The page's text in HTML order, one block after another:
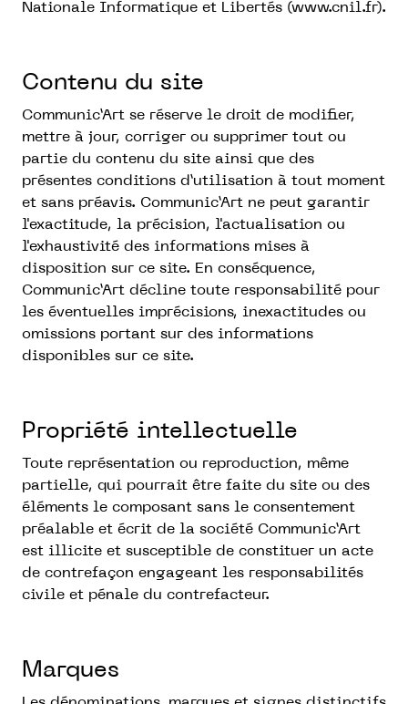
Nationale Informatique et Libertés (www.cnil.fr).
Contenu du site
Communic’Art se réserve le droit de modifier,
mettre à jour, corriger ou supprimer tout ou
partie du contenu du site ainsi que des
présentes conditions d’utilisation à tout moment
et sans préavis. Communic’Art ne peut garantir
l'exactitude, la précision, l'actualisation ou
l'exhaustivité des informations mises à
disposition sur ce site. En conséquence,
Communic’Art décline toute responsabilité pour
les éventuelles imprécisions, inexactitudes ou
omissions portant sur des informations
disponibles sur ce site.
Propriété intellectuelle
Toute représentation ou reproduction, même
partielle, qui pourrait être faite du site ou des
éléments le composant sans le consentement
préalable et écrit de la société Communic’Art
est illicite et susceptible de constituer un acte
de contrefaçon engageant les responsabilités
civile et pénale du contrefacteur.
Marques